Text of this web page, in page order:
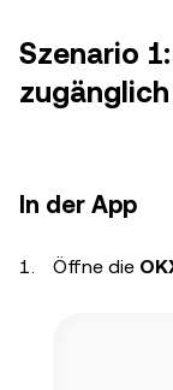
Szenario
zugänglich
In der App
Öffne die